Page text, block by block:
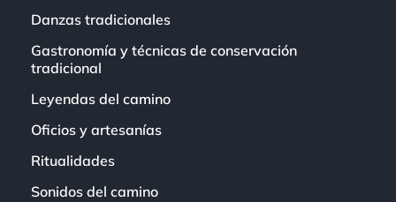
Danzas tradicionales
Gastronomía y técnicas de conservación
tradicional
Leyendas del camino
Oficios y artesanías
Ritualidades
Sonidos del camino